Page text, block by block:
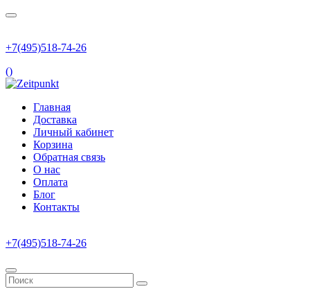
+7(495)518-74-26
()
Главная
Доставка
Личный кабинет
Корзина
Обратная связь
О нас
Оплата
Блог
Контакты
+7(495)518-74-26